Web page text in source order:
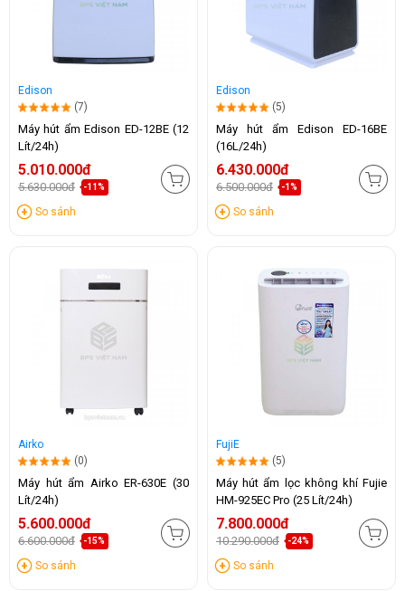
Edison
(7)
Máy hút ẩm Edison ED-12BE (12
Lít/24h)
5.010.000đ
5.630.000đ -11%
So sánh
Edison
(5)
Máy hút ẩm Edison ED-16BE
(16L/24h)
6.430.000đ
6.500.000đ -1%
So sánh
Airko
(0)
Máy hút ẩm Airko ER-630E (30
Lít/24h)
5.600.000đ
6.600.000đ -15%
So sánh
FujiE
(5)
Máy hút ẩm lọc không khí Fujie
HM-925EC Pro (25 Lít/24h)
7.800.000đ
10.290.000đ -24%
So sánh